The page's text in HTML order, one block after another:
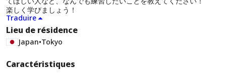
楽しく学びましょう！
Traduire
Lieu de résidence
Japan•Tokyo
Caractéristiques